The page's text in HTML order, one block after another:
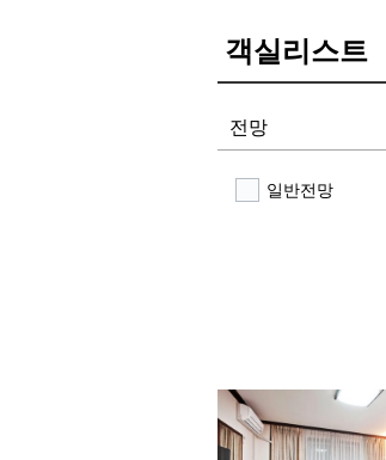
객실리스트
전망
일반전망